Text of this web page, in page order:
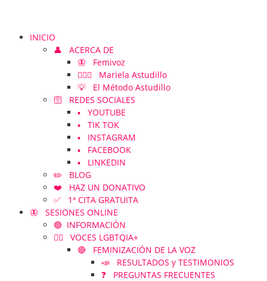
INICIO
👤 ACERCA DE
🦋 Femivoz
👱🏻‍♀️ Mariela Astudillo
💡 El Método Astudillo
🛜 REDES SOCIALES
▪️ YOUTUBE
▪️ TIK TOK
▪️ INSTAGRAM
▪️ FACEBOOK
▪️ LINKEDIN
✏️ BLOG
❤️ HAZ UN DONATIVO
✅ 1ª CITA GRATUITA
🦋 SESIONES ONLINE
🟢 INFORMACIÓN
🏳️‍🌈 VOCES LGBTQIA+
🔴 FEMINIZACIÓN DE LA VOZ
📣 RESULTADOS y TESTIMONIOS
❓ PREGUNTAS FRECUENTES